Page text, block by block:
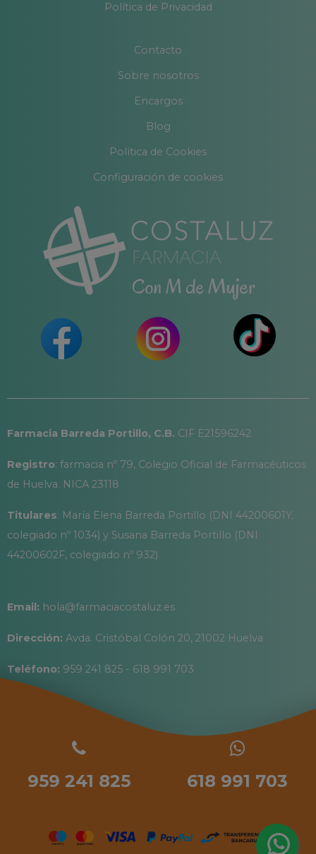
Política de Privacidad
Contacto
Sobre nosotros
Encargos
Blog
Política de Cookies
Configuración de cookies
Farmacia Barreda Portillo, C.B. CIF E21596242
Registro: farmacia nº 79, Colegio Oficial de Farmacéuticos
de Huelva. NICA 23118
Titulares: María Elena Barreda Portillo (DNI 44200601Y,
colegiado nº 1034) y Susana Barreda Portillo (DNI
44200602F, colegiado nº 932)
Email: hola@farmaciacostaluz.es
Dirección: Avda. Cristóbal Colón 20, 21002 Huelva
Teléfono: 959 241 825 - 618 991 703
959 241 825 618 991 703